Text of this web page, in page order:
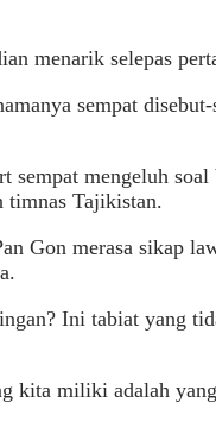
menarik selepas
sempat
mengeluh
timnas Tajikistan.
Gon merasa sikap
Ini tabiat yang
kita miliki adalah